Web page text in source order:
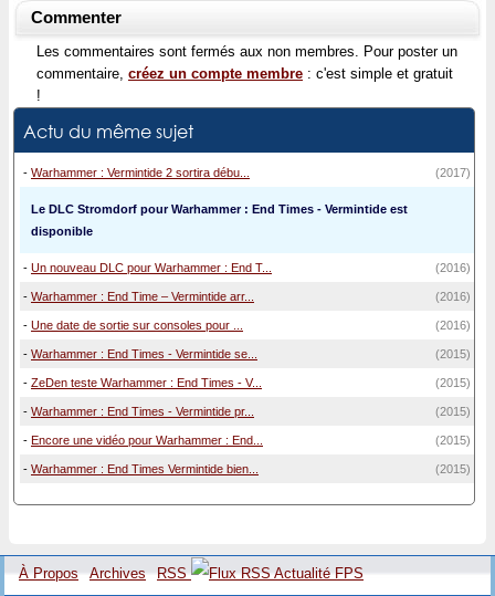
Commenter
Les commentaires sont fermés aux non membres. Pour poster un
commentaire, créez un compte membre : c'est simple et gratuit
!
Actu du même sujet
- Warhammer : Vermintide 2 sortira débu... (2017)
Le DLC Stromdorf pour Warhammer : End Times - Vermintide est
disponible
- Un nouveau DLC pour Warhammer : End T... (2016)
- Warhammer : End Time – Vermintide arr... (2016)
- Une date de sortie sur consoles pour ... (2016)
- Warhammer : End Times - Vermintide se... (2015)
- ZeDen teste Warhammer : End Times - V... (2015)
- Warhammer : End Times - Vermintide pr... (2015)
- Encore une vidéo pour Warhammer : End... (2015)
- Warhammer : End Times Vermintide bien... (2015)
À Propos Archives RSS